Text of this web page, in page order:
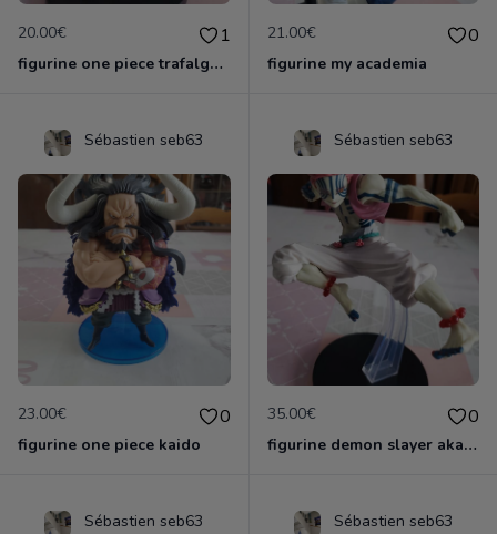
20.00€ 1
figurine one piece trafalga law officielle
21.00€ 0
figurine my academia
Sébastien seb63
23.00€ 0
figurine one piece kaido
Sébastien seb63
35.00€ 0
figurine demon slayer akaza officielle &ichiban
Sébastien seb63 Sébastien seb63